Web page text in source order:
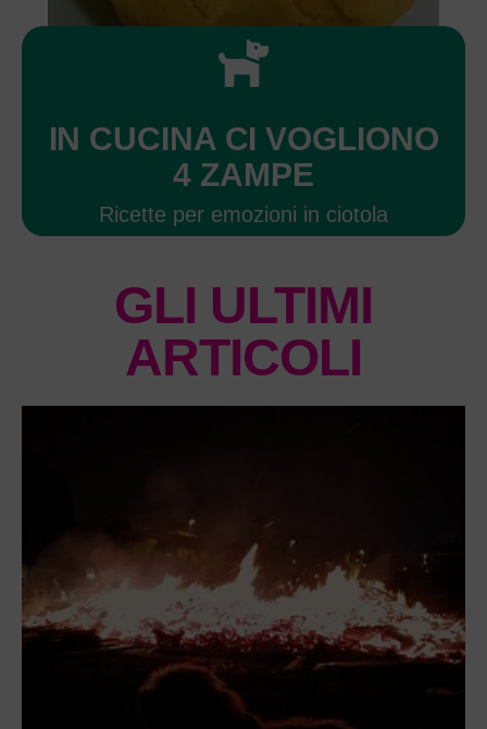
IN CUCINA CI VOGLIONO
4 ZAMPE
Ricette per emozioni in ciotola
GLI ULTIMI
ARTICOLI